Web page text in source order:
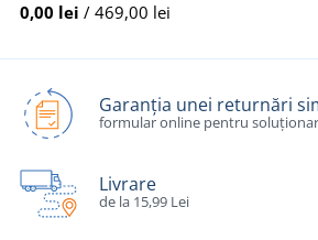
0,00 lei / 469,00 lei
Garanția unei returnări
formular online pentru
Livrare
de la 15,99 Lei